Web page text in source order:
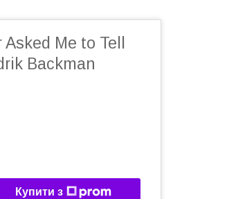
Me to Tell
Backman
Купити з